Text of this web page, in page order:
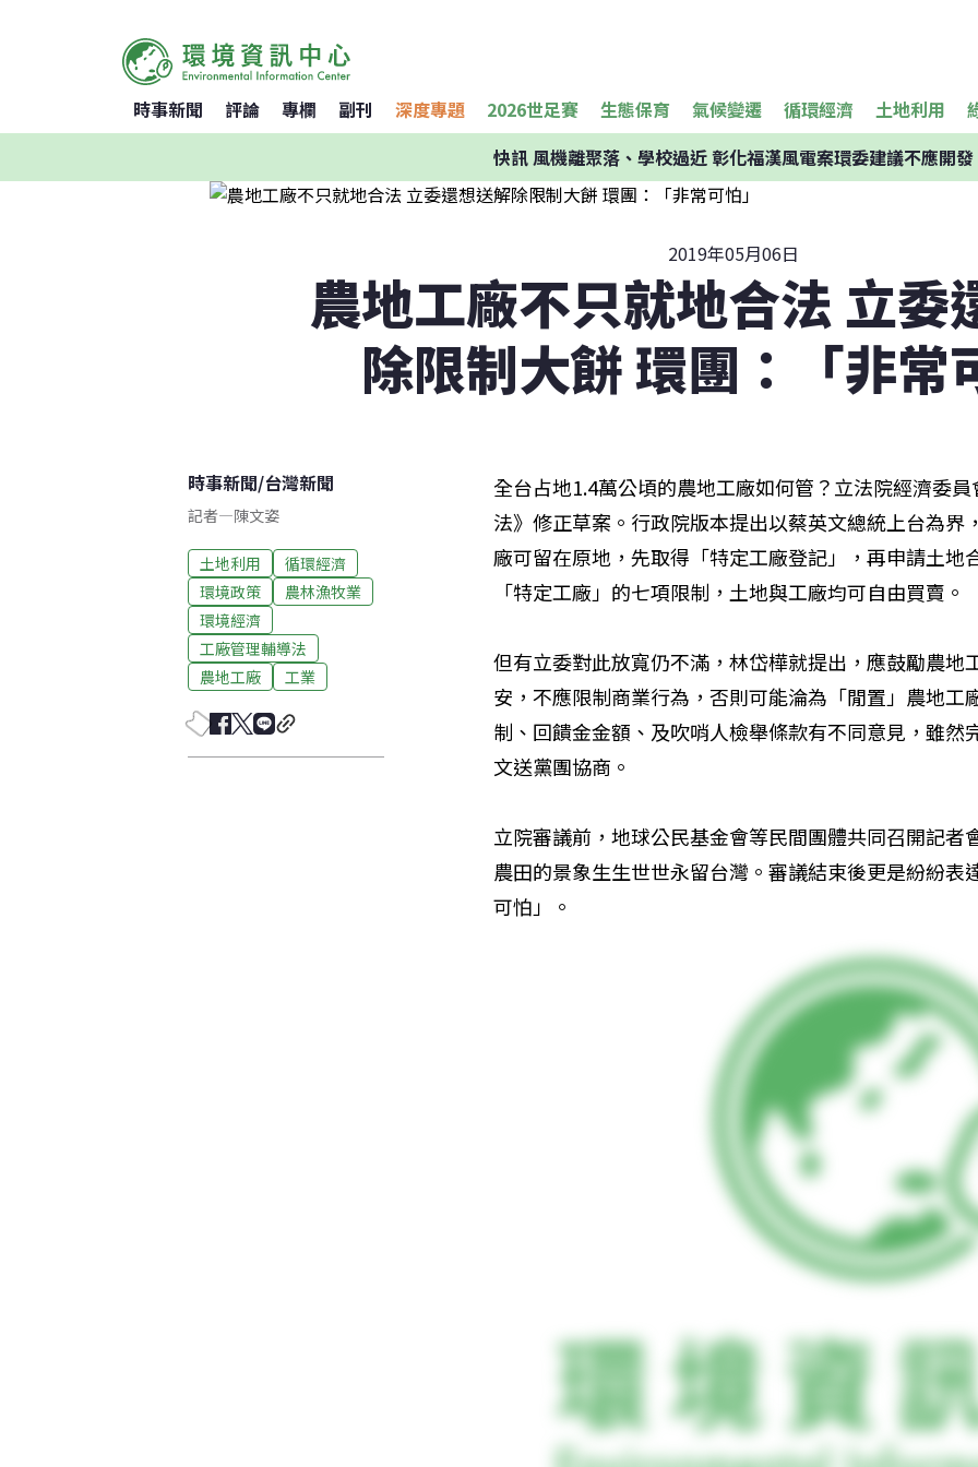
時事新聞 評論 專欄 副刊 深度專題 2026世足賽 生態保育 氣候變遷 循環經濟 土地利用
快訊風機離聚落、學校過近 彰化福漢風電案環委建議不應開發
2019年05月06日
農地工廠不只就地合法 立委
除限制大餅 環團：「非常
時事新聞/台灣新聞
記者—陳文姿
土地利用
循環經濟
環境政策
農林漁牧業
環境經濟
工廠管理輔導法
農地工廠
工業
全台占地1.4萬公頃的農地工廠如何管？立法院經濟委
法》修正草案。行政院版本提出以蔡英文總統上台為界
廠可留在原地，先取得「特定工廠登記」，再申請土地
「特定工廠」的七項限制，土地與工廠均可自由買賣。
但有立委對此放寬仍不滿，林岱樺就提出，應鼓勵農地
安，不應限制商業行為，否則可能淪為「閒置」農地工
制、回饋金金額、及吹哨人檢舉條款有不同意見，雖然
文送黨團協商。
立院審議前，地球公民基金會等民間團體共同召開記者
農田的景象生生世世永留台灣。審議結束後更是紛紛
可怕」。